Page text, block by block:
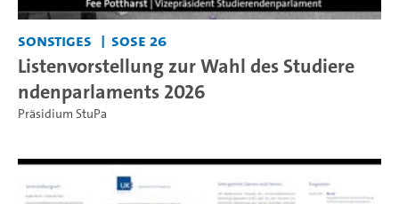
Sonstiges SoSe 26
Listenvorstellung zur Wahl des Studiere
ndenparlaments 2026
Präsidium StuPa